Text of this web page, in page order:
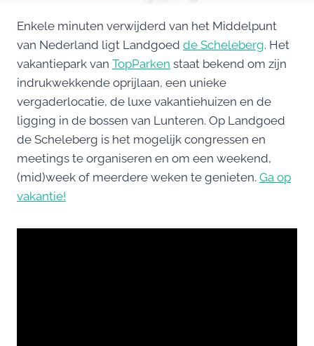
Enkele minuten verwijderd van het Middelpunt
van Nederland ligt Landgoed de Scheleberg. Het
vakantiepark van TopParken staat bekend om zijn
indrukwekkende oprijlaan, een unieke
vergaderlocatie, de luxe vakantiehuizen en de
ligging in de bossen van Lunteren. Op Landgoed
de Scheleberg is het mogelijk congressen en
meetings te organiseren en om een weekend,
(mid)week of meerdere weken te genieten. Ga op
vakantie!